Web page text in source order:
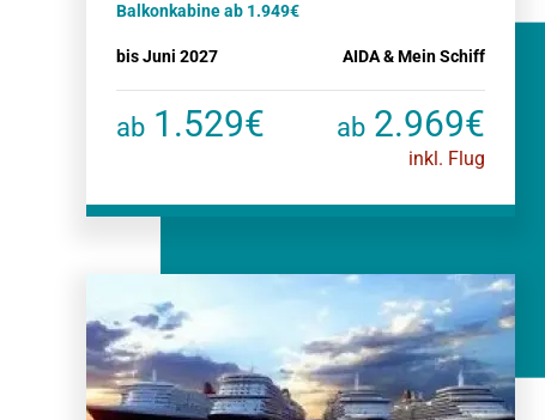
Balkonkabine ab 1.949€
bis Juni 2027 AIDA & Mein Schiff
ab 1.529€ ab 2.969€
inkl. Flug